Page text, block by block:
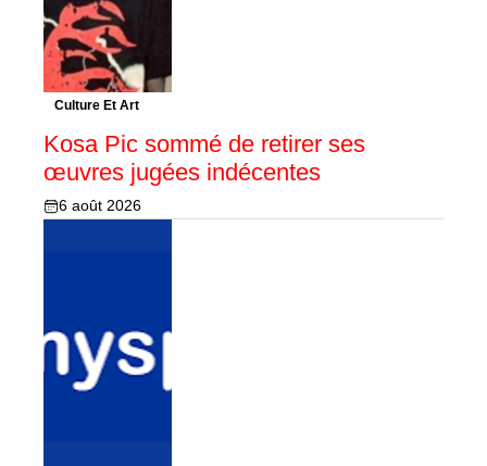
Culture Et Art
Kosa Pic sommé de retirer ses
œuvres jugées indécentes
6 août 2026